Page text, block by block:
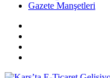
Gazete Manşetleri